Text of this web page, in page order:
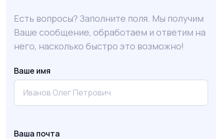
Есть вопросы? Заполните поля. Мы получим
Ваше сообщение, обработаем и ответим на
него, насколько быстро это возможно!
Ваше имя
Ваша почта